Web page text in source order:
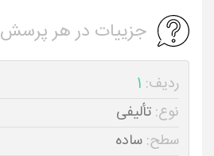
جزییات در هر پرسش
ردیف: 1
نوع: تألیفی
سطح: ساده